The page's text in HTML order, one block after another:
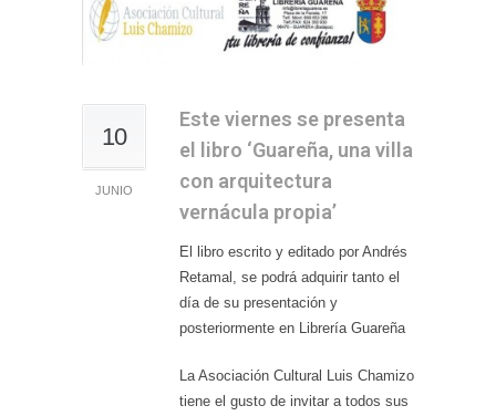
10
JUNIO
Este viernes se presenta
el libro ‘Guareña, una villa
con arquitectura
vernácula propia’
El libro escrito y editado por Andrés
Retamal, se podrá adquirir tanto el
día de su presentación y
posteriormente en Librería Guareña
La Asociación Cultural Luis Chamizo
tiene el gusto de invitar a todos sus